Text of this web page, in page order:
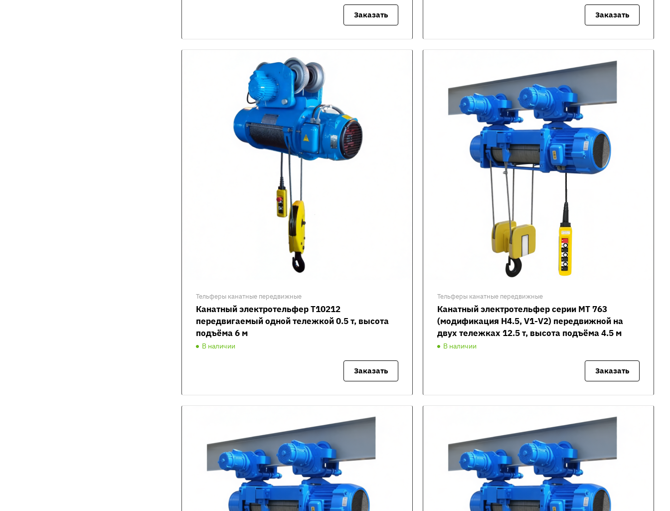
Заказать Заказать
Тельферы канатные передвижные
Канатный электротельфер Т10212
передвигаемый одной тележкой 0.5 т, высота
подъёма 6 м
В наличии
Заказать
Тельферы канатные передвижные
Канатный электротельфер серии MT 763
(модификация H4.5, V1-V2) передвижной на
двух тележках 12.5 т, высота подъёма 4.5 м
В наличии
Заказать